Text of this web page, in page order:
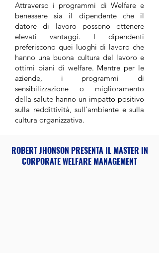
Attraverso i programmi di Welfare e
benessere sia il dipendente che il
datore di lavoro possono ottenere
elevati vantaggi. I dipendenti
preferiscono quei luoghi di lavoro che
hanno una buona cultura del lavoro e
ottimi piani di welfare. Mentre per le
aziende, i programmi di
sensibilizzazione o miglioramento
della salute hanno un impatto positivo
sulla reddittività, sull’ambiente e sulla
cultura organizzativa.
ROBERT JHONSON PRESENTA IL MASTER IN
CORPORATE WELFARE MANAGEMENT